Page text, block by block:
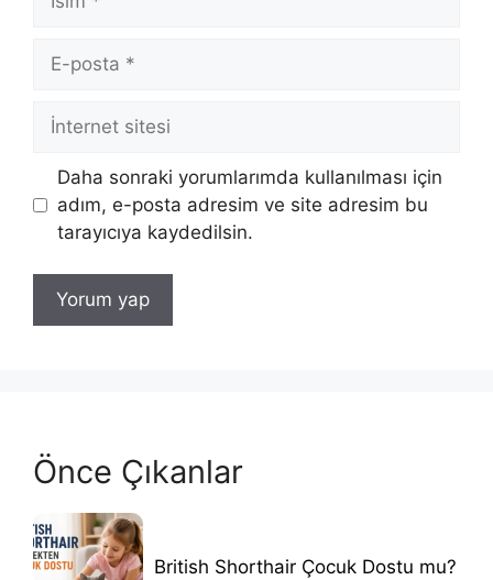
posta
İnternet
sitesi
Daha sonraki yorumlarımda kullanılması için
adım, e-posta adresim ve site adresim bu
tarayıcıya kaydedilsin.
Önce Çıkanlar
British Shorthair Çocuk Dostu mu?